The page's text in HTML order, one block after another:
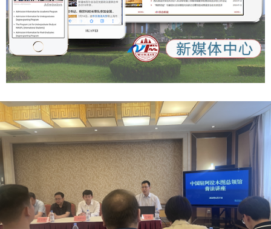
https://qidian.sxtvs.com/timing/share/content/10652663
https://qinwen.sanqin.com/app/template/displayTemplate
/news/newsDetail/7011/11348900.html?isShare=true